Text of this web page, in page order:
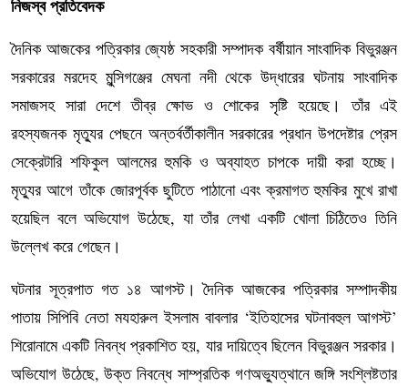
নিজস্ব প্রতিবেদক
দৈনিক আজকের পত্রিকার জ্যেষ্ঠ সহকারী সম্পাদক বর্ষীয়ান সাংবাদিক বিভুরঞ্জন
সরকারের মরদেহ মুন্সিগঞ্জের মেঘনা নদী থেকে উদ্ধারের ঘটনায় সাংবাদিক
সমাজসহ সারা দেশে তীব্র ক্ষোভ ও শোকের সৃষ্টি হয়েছে। তাঁর এই
রহস্যজনক মৃত্যুর পেছনে অন্তর্বর্তীকালীন সরকারের প্রধান উপদেষ্টার প্রেস
সেক্রেটারি শফিকুল আলমের হুমকি ও অব্যাহত চাপকে দায়ী করা হচ্ছে।
মৃত্যুর আগে তাঁকে জোরপূর্বক ছুটিতে পাঠানো এবং ক্রমাগত হুমকির মুখে রাখা
হয়েছিল বলে অভিযোগ উঠেছে, যা তাঁর লেখা একটি খোলা চিঠিতেও তিনি
উল্লেখ করে গেছেন।
ঘটনার সূত্রপাত গত ১৪ আগস্ট। দৈনিক আজকের পত্রিকার সম্পাদকীয়
পাতায় সিপিবি নেতা মযহারুল ইসলাম বাবলার ‘ইতিহাসের ঘটনাবহুল আগস্ট’
শিরোনামে একটি নিবন্ধ প্রকাশিত হয়, যার দায়িত্বে ছিলেন বিভুরঞ্জন সরকার।
অভিযোগ উঠেছে, উক্ত নিবন্ধে সাম্প্রতিক গণঅভ্যুত্থানে জঙ্গি সংশ্লিষ্টতার